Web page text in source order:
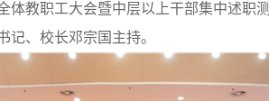
体教职工大会暨中层以上干部集中述职
记、校长邓宗国主持。